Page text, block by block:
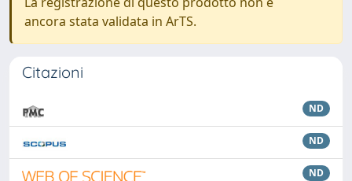
ancora stata validata in ArTS.
Citazioni
ND
ND
ND